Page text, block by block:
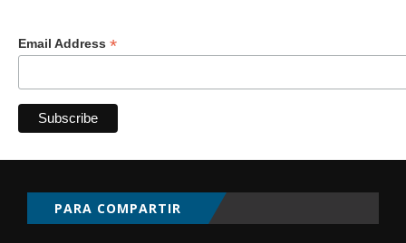
Email Address *
PARA COMPARTIR